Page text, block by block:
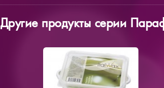
Другие продукты серии